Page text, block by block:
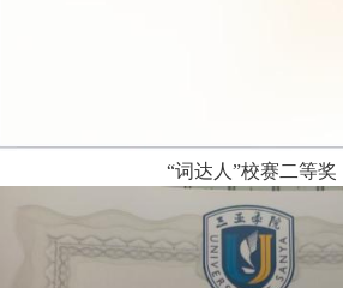
“词达人”校赛二等